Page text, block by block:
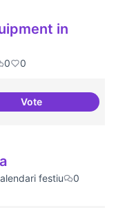
in
0 0
VoteHelp with audio
festiu
0